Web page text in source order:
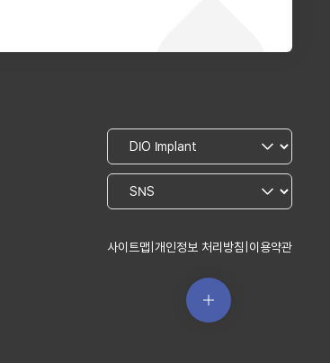
사이트맵 개인정보 처리방침 이용약관